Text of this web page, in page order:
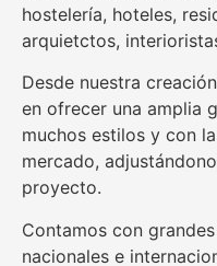
hostelería, hoteles,
arquietctos,
Desde nuestra
en ofrecer una amplia
muchos estilos y con
mercado,
proyecto.
Contamos con
nacionales e